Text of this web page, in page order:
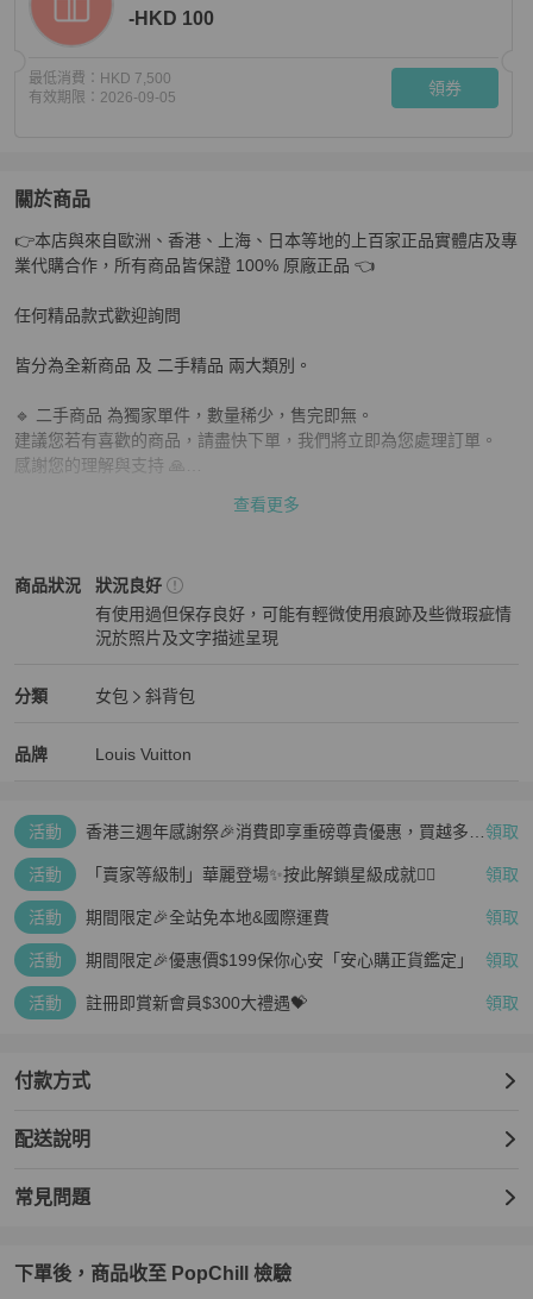
-HKD 100
最低消費： HKD 7,500
有效期限： 2026-09-05 領券
關於商品
關於LV Lockme黑金肩背斜背郵差包 22*16*12 98新配件塵袋
👉本店與來自歐洲、香港、上海、日本等地的上百家正品實體店及專
業代購合作，所有商品皆保證 100% 原廠正品 👈
任何精品款式歡迎詢問
皆分為全新商品 及 二手精品 兩大類別。
🔹 二手商品 為獨家單件，數量稀少，售完即無。
建議您若有喜歡的商品，請盡快下單，我們將立即為您處理訂單。
感謝您的理解與支持 🙏
再次感謝您的配合與體諒 🙏
💳 支援 零卡分期付款，歡迎隨時私訊洽詢！
⚠ 注意事項：二手商品售出後恕不接受退換貨，敬請理解。
查看更多
商品狀況
Louis Vuitton女包商品狀態與細節
狀況良好
有使用過但保存良好，可能有輕微使用痕跡及些微瑕疵情
況於照片及文字描述呈現
分類
Louis Vuitton女包 分類資訊
女包
斜背包
品牌
Louis Vuitton精品女包品牌介紹
Louis Vuitton
Louis Vuitton推薦清單
活動
香港三週年感謝祭🎉消費即享重磅尊貴優惠，買越多、 領取
活動 「賣家等級制」華麗登場✨按此解鎖星級成就👆🏻 領取
活動 期間限定🎉全站免本地&國際運費 領取
活動 期間限定🎉優惠價$199保你心安「安心購正貨鑑定」 領取
活動 註冊即賞新會員$300大禮遇💝 領取
付款方式
配送說明
常見問題
下單後，商品收至 PopChill 檢驗